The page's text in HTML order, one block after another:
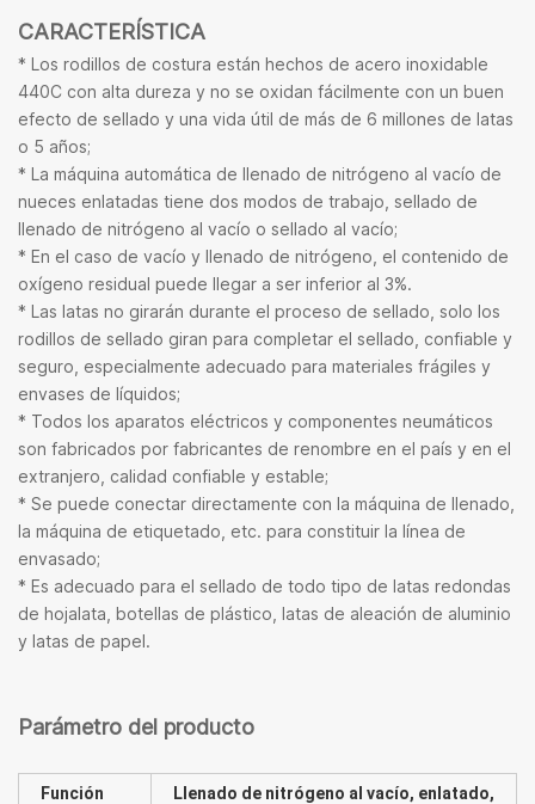
CARACTERÍSTICA
* Los rodillos de costura están hechos de acero inoxidable
440C con alta dureza y no se oxidan fácilmente con un buen
efecto de sellado y una vida útil de más de 6 millones de latas
o 5 años;
* La máquina automática de llenado de nitrógeno al vacío de
nueces enlatadas tiene dos modos de trabajo, sellado de
llenado de nitrógeno al vacío o sellado al vacío;
* En el caso de vacío y llenado de nitrógeno, el contenido de
oxígeno residual puede llegar a ser inferior al 3%.
* Las latas no girarán durante el proceso de sellado, solo los
rodillos de sellado giran para completar el sellado, confiable y
seguro, especialmente adecuado para materiales frágiles y
envases de líquidos;
* Todos los aparatos eléctricos y componentes neumáticos
son fabricados por fabricantes de renombre en el país y en el
extranjero, calidad confiable y estable;
* Se puede conectar directamente con la máquina de llenado,
la máquina de etiquetado, etc. para constituir la línea de
envasado;
* Es adecuado para el sellado de todo tipo de latas redondas
de hojalata, botellas de plástico, latas de aleación de aluminio
y latas de papel.
Parámetro del producto
Función
Llenado de nitrógeno al vacío, enlatado,